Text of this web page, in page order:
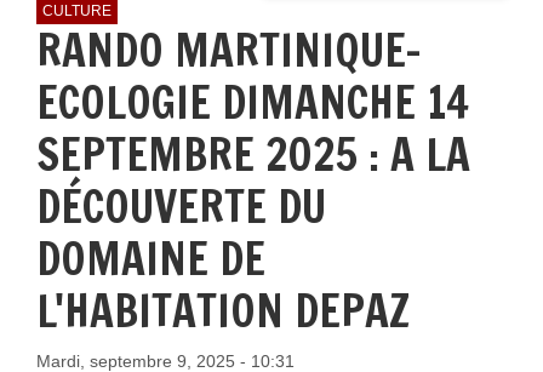
CULTURE
RANDO MARTINIQUE-
ECOLOGIE DIMANCHE 14
SEPTEMBRE 2025 : A LA
DÉCOUVERTE DU
DOMAINE DE
L'HABITATION DEPAZ
Mardi, septembre 9, 2025 - 10:31